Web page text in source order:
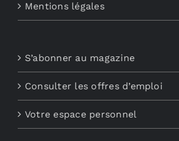
Mentions légales
S’abonner au magazine
Consulter les offres d’emploi
Votre espace personnel